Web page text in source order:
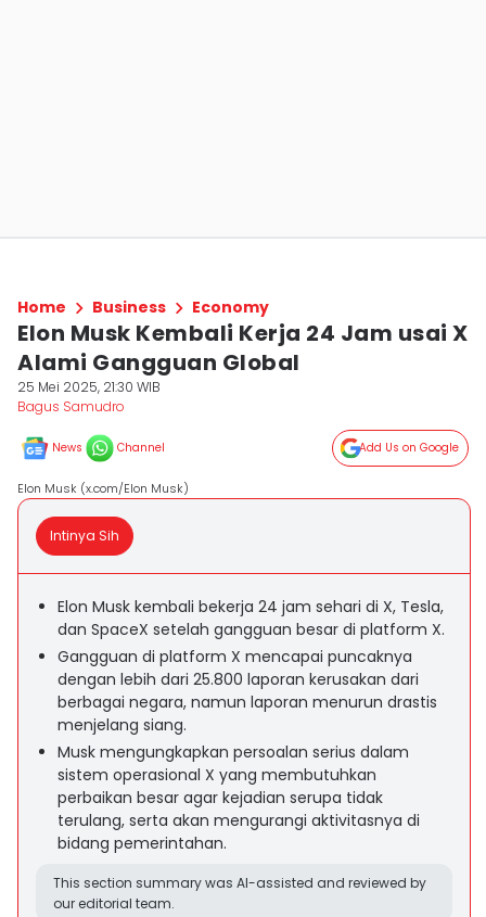
Home Business Economy
Elon Musk Kembali Kerja 24 Jam usai X
Alami Gangguan Global
25 Mei 2025, 21:30 WIB
Bagus Samudro
News Channel Add Us on Google
Elon Musk (x.com/Elon Musk)
Intinya Sih
Elon Musk kembali bekerja 24 jam sehari di X, Tesla,
dan SpaceX setelah gangguan besar di platform X.
Gangguan di platform X mencapai puncaknya
dengan lebih dari 25.800 laporan kerusakan dari
berbagai negara, namun laporan menurun drastis
menjelang siang.
Musk mengungkapkan persoalan serius dalam
sistem operasional X yang membutuhkan
perbaikan besar agar kejadian serupa tidak
terulang, serta akan mengurangi aktivitasnya di
bidang pemerintahan.
This section summary was AI-assisted and reviewed by
our editorial team.